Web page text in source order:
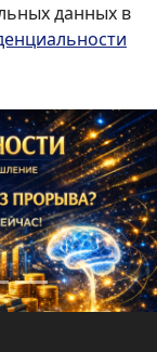
данных в